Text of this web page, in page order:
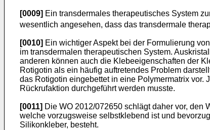
[0009] Ein transdermales therapeutisches System
wesentlich angesehen, dass das transdermale
[0010] Ein wichtiger Aspekt bei der Formulierung
im transdermalen therapeutischen System.
anderen können auch die Klebeeigenschaften der
Rotigotin als ein häufig auftretendes Problem
das Rotigotin eingebettet in eine Polymermatrix
Rückrufaktion durchgeführt werden musste.
[0011] Die WO 2012/072650 schlägt daher vor, den
welche vorzugsweise selbstklebend ist und
Silikonkleber, besteht.